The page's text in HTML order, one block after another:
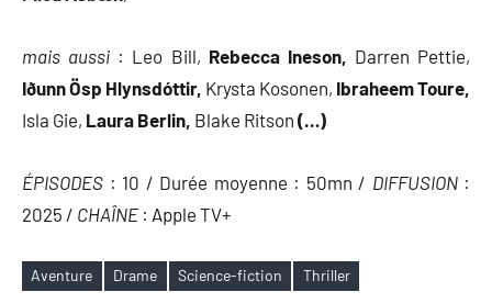
mais aussi : Leo Bill, Rebecca Ineson, Darren Pettie,
Iðunn Ösp Hlynsdóttir, Krysta Kosonen, Ibraheem Toure,
Isla Gie, Laura Berlin, Blake Ritson (…)
ÉPISODES : 10 / Durée moyenne : 50mn / DIFFUSION :
2025 / CHAÎNE : Apple TV+
Étiquettes
Aventure Drame Science-fiction Thriller